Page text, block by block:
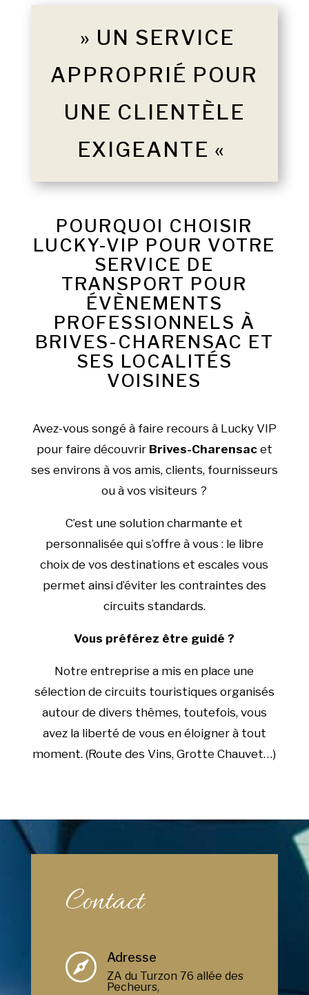
» UN SERVICE
APPROPRIÉ POUR
UNE CLIENTÈLE
EXIGEANTE «
POURQUOI CHOISIR
LUCKY-VIP POUR VOTRE
SERVICE DE
TRANSPORT POUR
ÉVÈNEMENTS
PROFESSIONNELS À
BRIVES-CHARENSAC ET
SES LOCALITÉS
VOISINES
Avez-vous songé à faire recours à Lucky VIP
pour faire découvrir Brives-Charensacet
ses environs à vos amis, clients, fournisseurs
ou à vos visiteurs ?
C’est une solution charmante et
personnalisée qui s’offre à vous : le libre
choix de vos destinations et escales vous
permet ainsi d’éviter les contraintes des
circuits standards.
Vous préférez être guidé ?
Notre entreprise a mis en place une
sélection de circuits touristiques organisés
autour de divers thèmes, toutefois, vous
avez la liberté de vous en éloigner à tout
moment. (Route des Vins, Grotte Chauvet…)
Contact
 Adresse
ZA du Turzon 76 allée des
Pecheurs,